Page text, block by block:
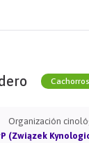
Organización
(Związek